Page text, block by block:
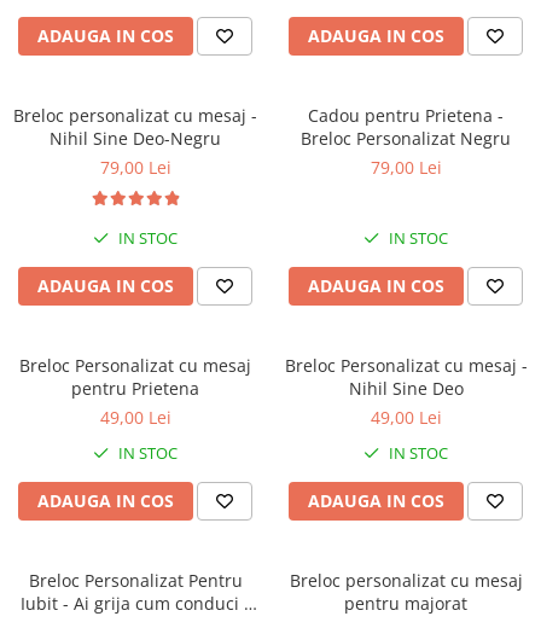
ADAUGA IN COS ADAUGA IN COS
Breloc personalizat cu mesaj -
Nihil Sine Deo-Negru
79,00 Lei
IN STOC
ADAUGA IN COS
Cadou pentru Prietena -
Breloc Personalizat Negru
79,00 Lei
IN STOC
ADAUGA IN COS
Breloc Personalizat cu mesaj
pentru Prietena
49,00 Lei
IN STOC
ADAUGA IN COS
Breloc Personalizat cu mesaj -
Nihil Sine Deo
49,00 Lei
IN STOC
ADAUGA IN COS
Breloc Personalizat Pentru
Iubit - Ai grija cum conduci -
Breloc personalizat cu mesaj
pentru majorat